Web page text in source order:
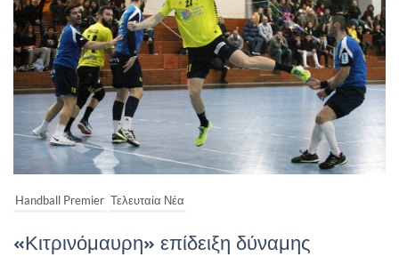
Handball Premier Τελευταία Νέα
«Κιτρινόμαυρη» επίδειξη δύναμης